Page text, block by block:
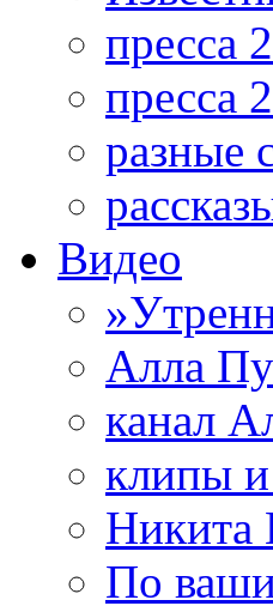
пресса
пресса
разные
Видео
Алла
канал
клипы
Никита
По